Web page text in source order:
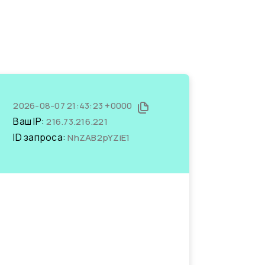
2026-08-07 21:43:23 +0000
Ваш IP:216.73.216.221
ID запроса:NhZAB2pYZiE1